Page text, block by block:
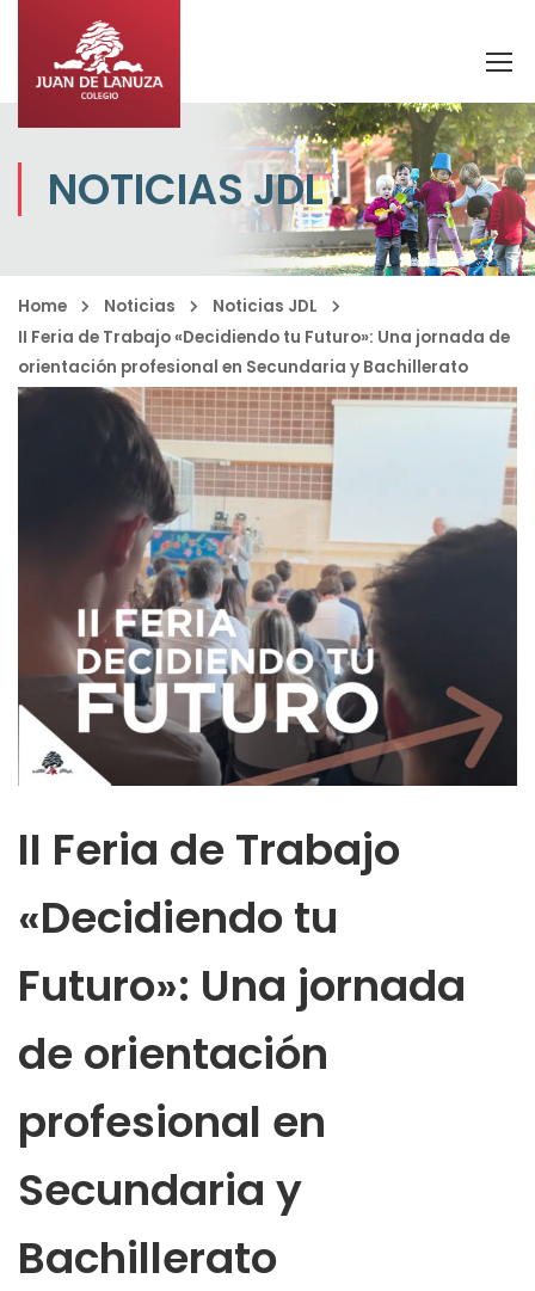
NOTICIAS JDL
Home Noticias
Noticias JDL
II Feria de Trabajo «Decidiendo tu Futuro»: Una jornada de
orientación profesional en Secundaria y Bachillerato
II Feria de Trabajo
«Decidiendo tu
Futuro»: Una jornada
de orientación
profesional en
Secundaria y
Bachillerato